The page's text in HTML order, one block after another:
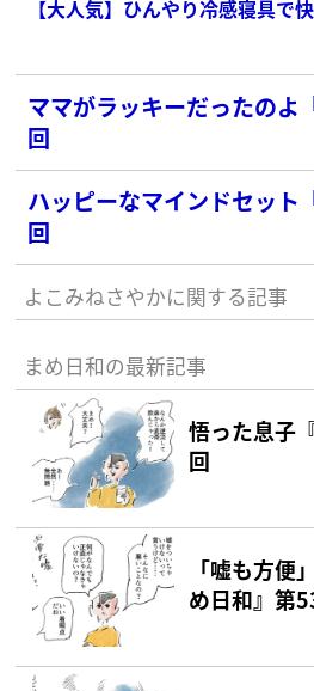
【大人気】ひんやり冷感寝具で
ママがラッキーだったのよ
回
ハッピーなマインドセット
回
よこみねさやかに関する記事
まめ日和の最新記事
悟った息子
回
「嘘も方便
め日和』第